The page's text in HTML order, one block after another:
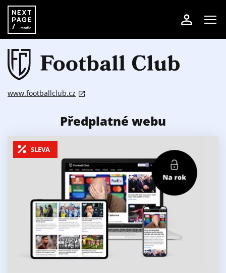
www.footballclub.cz
Předplatné webu
SLEVA